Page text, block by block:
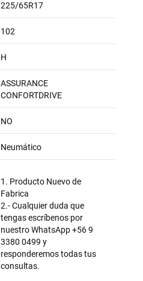
225/65R17
102
H
ASSURANCE
CONFORTDRIVE
NO
Neumático
1. Producto Nuevo de
Fabrica
2.- Cualquier duda que
tengas escríbenos por
nuestro WhatsApp +56 9
3380 0499 y
responderemos todas tus
consultas.